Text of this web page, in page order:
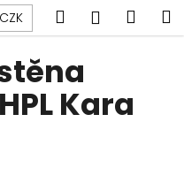
CZK Hledat
Kara